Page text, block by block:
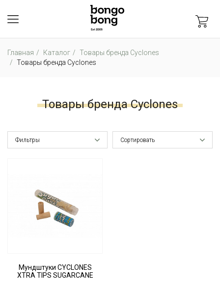
Главная Каталог
Товары бренда Cyclones
Товары бренда Cyclones
Товары бренда Cyclones
Фильтры Сортировать
Мундштуки CYCLONES
XTRA TIPS SUGARCANE